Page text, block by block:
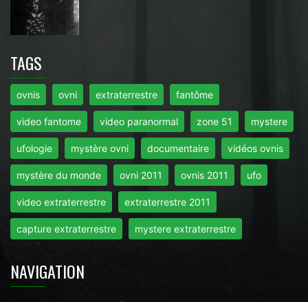
TAGS
ovnis ovni extraterrestre fantôme
video fantome video paranormal zone 51 mystere
ufologie mystère ovni documentaire vidéos ovnis
mystère du monde ovni 2011 ovnis 2011 ufo
video extraterrestre extraterrestre 2011
capture extraterrestre mystere extraterrestre
NAVIGATION